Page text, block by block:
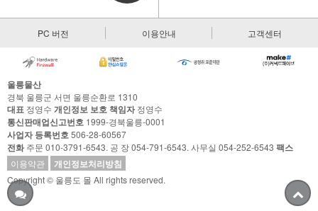
PC 버전 이용안내 고객센터
울릉물산
경북 울릉군 서면 울릉순환로 1310
대표 정영수 개인정보 보호 책임자정영수
통신판매업신고번호 1999-경북울릉-0001
사업자 등록번호506-28-60567
전화주문 010-3791-6543. 공 장 054-791-6543. 사무실 054-252-6543 팩스
이용약관 개인정보처리방침
Copyright © 울릉도 몰 All rights reserved.